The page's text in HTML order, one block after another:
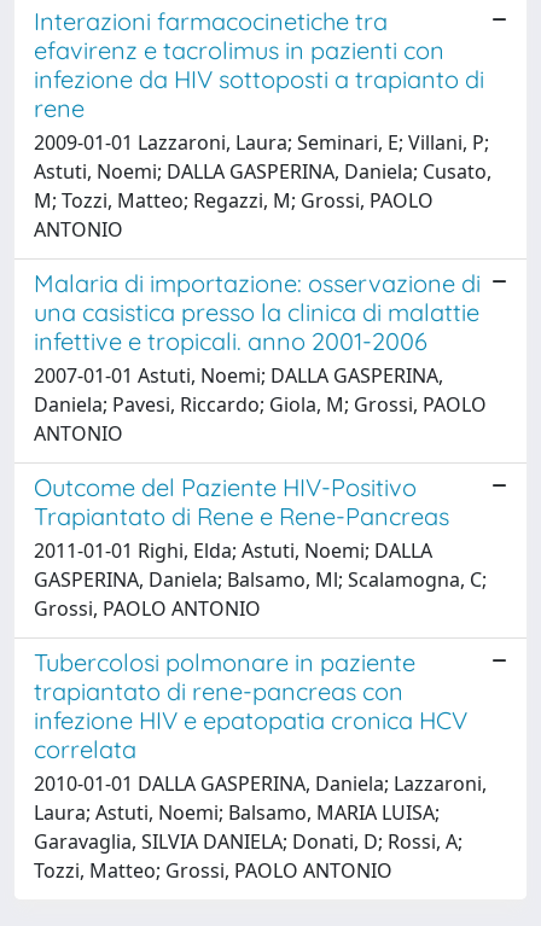
Interazioni farmacocinetiche tra
efavirenz e tacrolimus in pazienti con
infezione da HIV sottoposti a trapianto di
rene
2009-01-01 Lazzaroni, Laura; Seminari, E; Villani, P;
Astuti, Noemi; DALLA GASPERINA, Daniela; Cusato,
M; Tozzi, Matteo; Regazzi, M; Grossi, PAOLO
ANTONIO
Malaria di importazione: osservazione di
una casistica presso la clinica di malattie
infettive e tropicali. anno 2001-2006
2007-01-01 Astuti, Noemi; DALLA GASPERINA,
Daniela; Pavesi, Riccardo; Giola, M; Grossi, PAOLO
ANTONIO
Outcome del Paziente HIV-Positivo
Trapiantato di Rene e Rene-Pancreas
2011-01-01 Righi, Elda; Astuti, Noemi; DALLA
GASPERINA, Daniela; Balsamo, Ml; Scalamogna, C;
Grossi, PAOLO ANTONIO
Tubercolosi polmonare in paziente
trapiantato di rene-pancreas con
infezione HIV e epatopatia cronica HCV
correlata
2010-01-01 DALLA GASPERINA, Daniela; Lazzaroni,
Laura; Astuti, Noemi; Balsamo, MARIA LUISA;
Garavaglia, SILVIA DANIELA; Donati, D; Rossi, A;
Tozzi, Matteo; Grossi, PAOLO ANTONIO